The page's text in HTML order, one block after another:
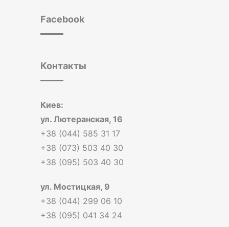
Facebook
Контакты
Киев:
ул. Лютеранская, 16
+38 (044) 585 31 17
+38 (073) 503 40 30
+38 (095) 503 40 30
ул. Мостицкая, 9
+38 (044) 299 06 10
+38 (095) 041 34 24